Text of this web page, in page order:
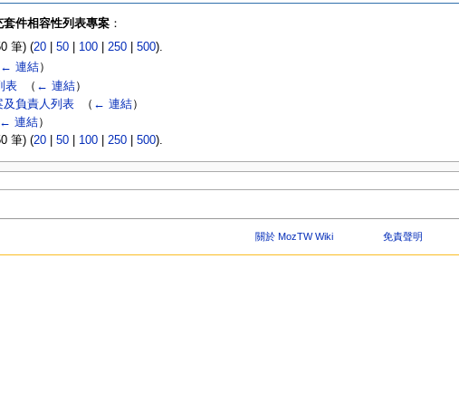
套件相容性列表專案：
筆) (20| 50| 100| 250| 500).
← 連結）
表‎ （ ← 連結）
及負責人列表‎ （ ← 連結）
← 連結）
筆) (20| 50| 100| 250| 500).
關於 MozTW Wiki 免責聲明